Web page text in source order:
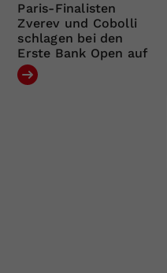
Paris-Finalisten
Zverev und Cobolli
schlagen bei den
Erste Bank Open auf